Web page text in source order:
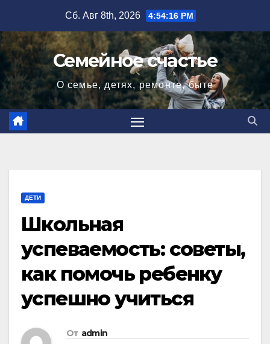
содержимому
Сб. Авг 8th, 2026 4:54:17 PM
Семейное счастье
О семье, детях, ремонте, быте
ДЕТИ
Школьная
успеваемость: советы,
как помочь ребенку
успешно учиться
От admin